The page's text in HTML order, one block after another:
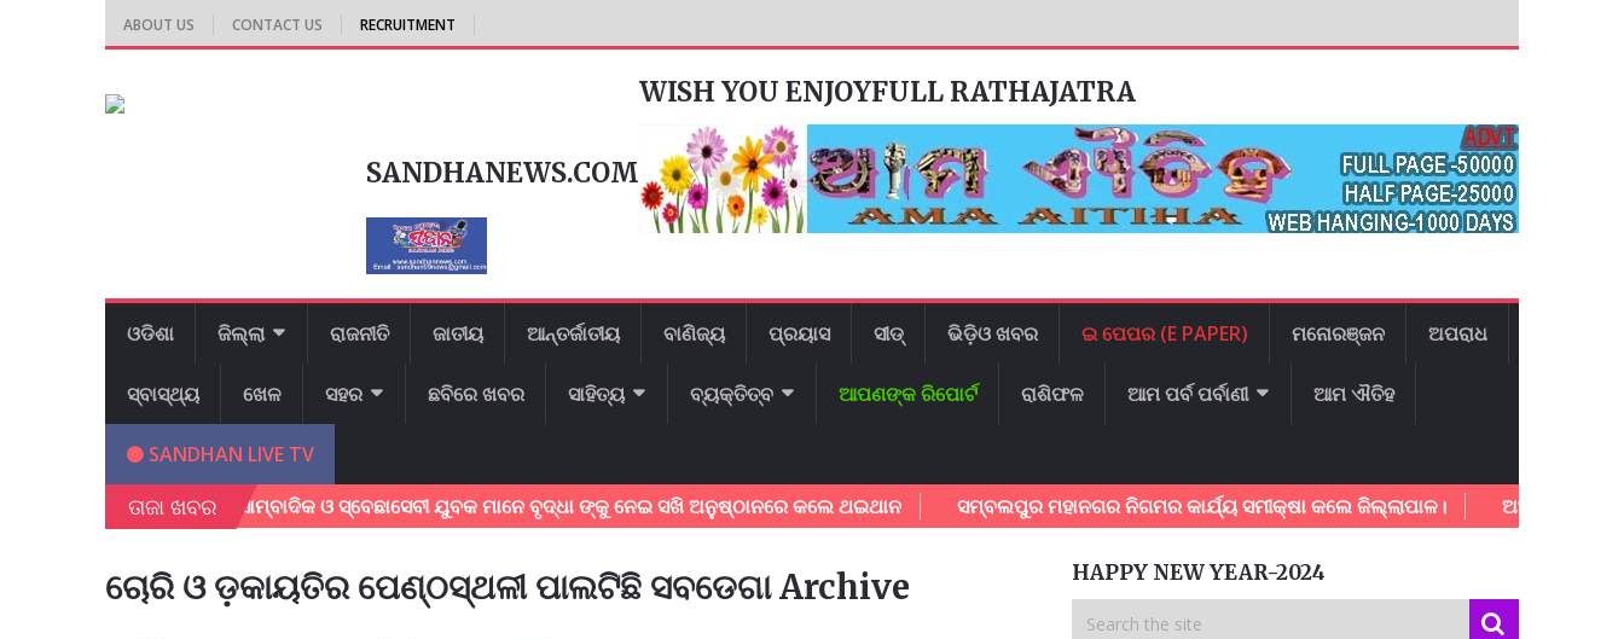
ABOUT US CONTACT US RECRUITMENT
WISH YOU ENJOYFULL RATHAJATRA
SANDHANEWS.COM
ଓଡିଶା ଜିଲ୍ଲା ରାଜନୀତି ଜାତୀୟ ଆନ୍ତର୍ଜାତୀୟ ବାଣିଜ୍ୟ ପ୍ରୟାସ ସୀଡ୍ ଭିଡ଼ିଓ ଖବର ଇ ପେପର (E PAPER) ମନୋରଞ୍ଜନ ଅପରାଧ
ସ୍ବାସ୍ଥ୍ୟ ଖେଳ ସହର ଛବିରେ ଖବର ସାହିତ୍ୟ ବ୍ୟକ୍ତିତ୍ବ ଆପଣଙ୍କ ରିପୋର୍ଟ ରାଶିଫଳ ଆମ ପର୍ବ ପର୍ବାଣୀ ଆମ ଐତିହ
SANDHAN LIVE TV
ତାଜା ଖବର
ବେଳେ ସ୍ଥାନୀୟ ସାମ୍ବାଦିକ ଓ ସ୍ବେଛାସେବୀ ଯୁବକ ମାନେ ବୃଦ୍ଧା ଙ୍କୁ ନେଇ ସଖି ଅନୁଷ୍ଠାନରେ କଲେ ଥଇଥାନ ସମ୍ବଲପୁର ମହାନଗର ନିଗମର କାର୍ଯ୍ୟ ସମୀକ୍ଷା କଲେ ଜିଲ୍ଲାପାଳ। ଅଂଚଳ ବିକାଶ ନେଇ
ଚୋରି ଓ ଡ଼କାୟତିର ପେଣ୍ଠସ୍ଥଳୀ ପାଲଟିଛି ସବଡେଗା Archive HAPPY NEW YEAR-2024